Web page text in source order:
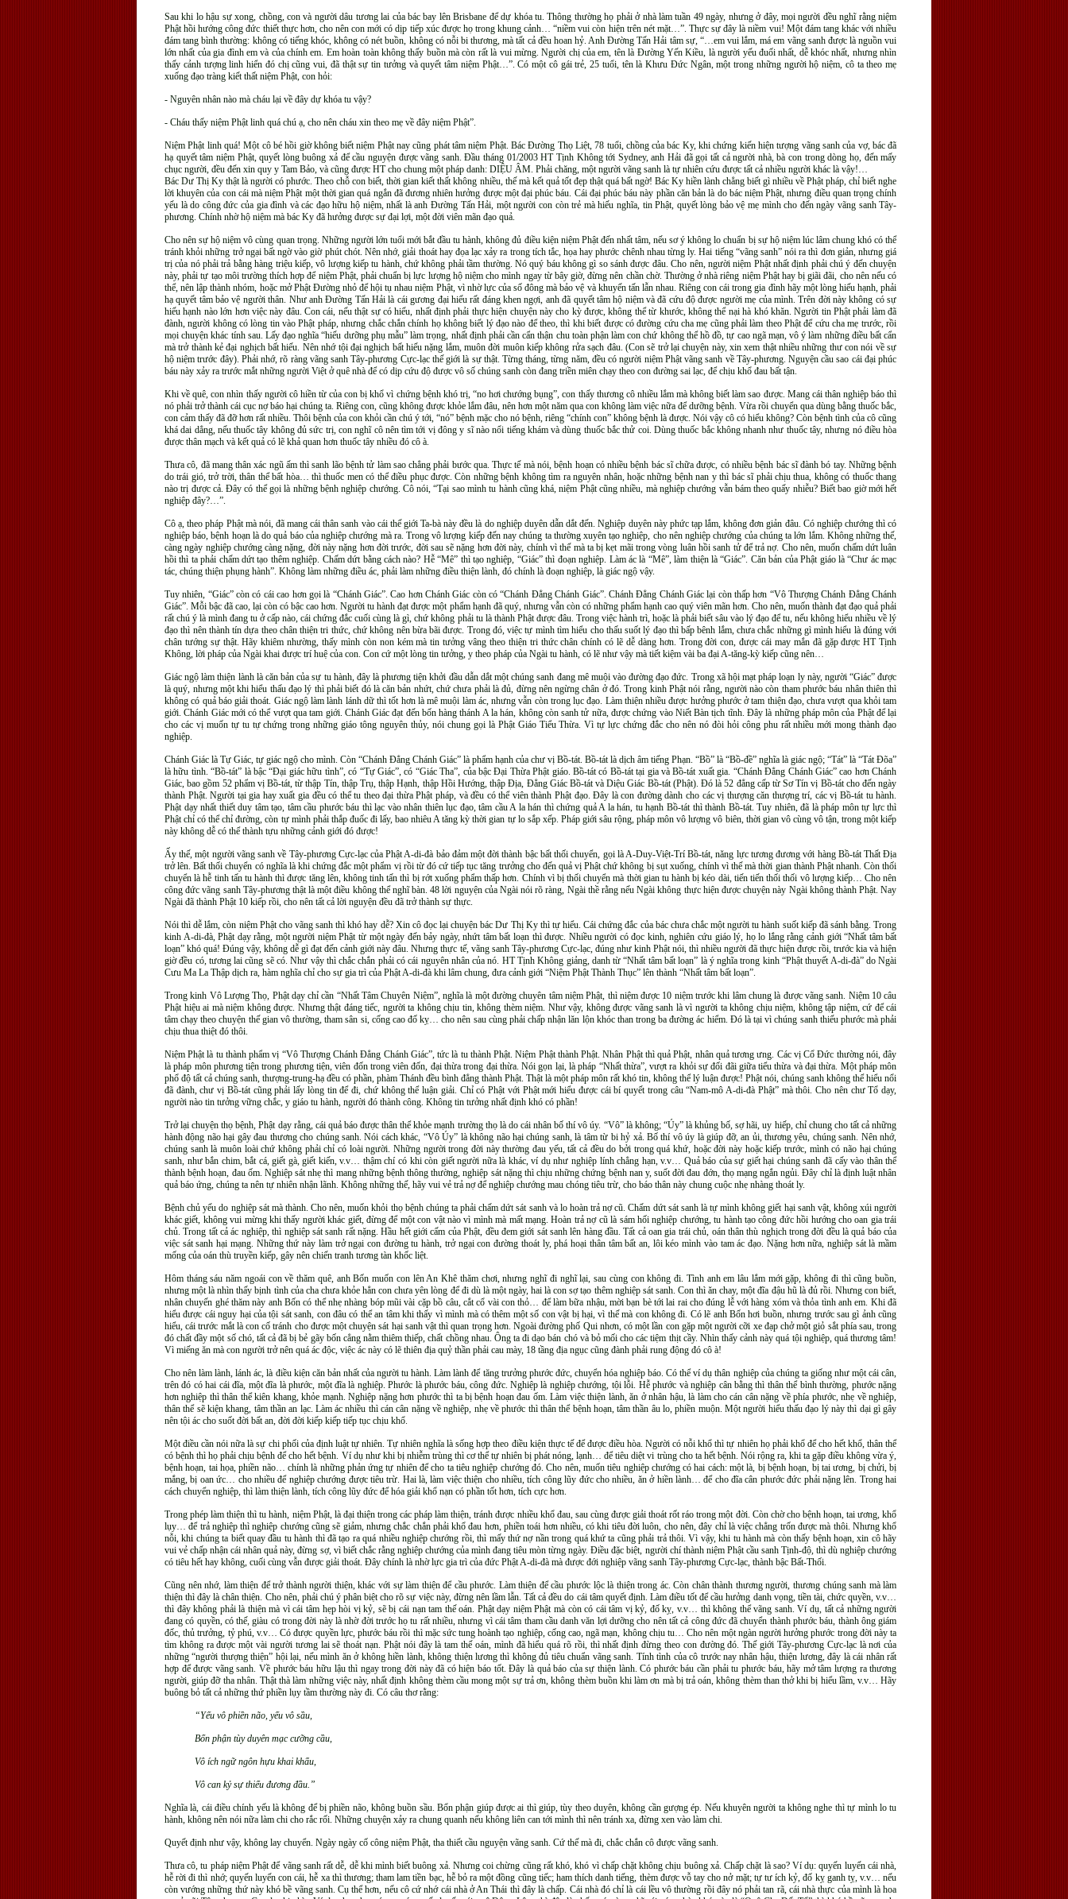
Sau khi lo hậu sự xong, chồng, con và người dâu tương lai của bác bay lên Brisbane để dự khóa tu. Thông thường họ phải ở nhà làm tuần 49 ngày, nhưng ở đây, mọi người đều nghĩ rằng niệm
Phật hồi hướng công đức thiết thực hơn, cho nên con mới có dịp tiếp xúc được họ trong khung cảnh… “niềm vui còn hiện trên nét mặt…”. Thực sự đây là niềm vui! Một đám tang khác với nhiều
đám tang bình thường: không có tiếng khóc, không có nét buồn, không có nỗi bi thương, mà tất cả đều hoan hỷ. Anh Đường Tấn Hải tâm sự, “…em vui lắm, má em vãng sanh được là nguồn vui
lớn nhất của gia đình em và của chính em. Em hoàn toàn không thấy buồn mà còn rất là vui mừng. Người chị của em, tên là Đường Yến Kiều, là người yếu đuối nhất, dễ khóc nhất, nhưng nhìn
thấy cảnh tượng linh hiển đó chị cũng vui, đã thật sự tin tưởng và quyết tâm niệm Phật…”. Có một cô gái trẻ, 25 tuổi, tên là Khưu Đức Ngân, một trong những người hộ niệm, cô ta theo mẹ
xuống đạo tràng kiết thất niệm Phật, con hỏi:
- Nguyên nhân nào mà cháu lại về đây dự khóa tu vậy?
- Cháu thấy niệm Phật linh quá chú ạ, cho nên cháu xin theo mẹ về đây niệm Phật”.
Niệm Phật linh quá! Một cô bé hồi giờ không biết niệm Phật nay cũng phát tâm niệm Phật. Bác Đường Thọ Liệt, 78 tuổi, chồng của bác Ky, khi chứng kiến hiện tượng vãng sanh của vợ, bác đã
hạ quyết tâm niệm Phật, quyết lòng buông xả để cầu nguyện được vãng sanh. Đầu tháng 01/2003 HT Tịnh Không tới Sydney, anh Hải đã gọi tất cả người nhà, bà con trong dòng họ, đến mấy
chục người, đều đến xin quy y Tam Bảo, và cũng được HT cho chung một pháp danh: DIỆU ÂM. Phải chăng, một người vãng sanh là tự nhiên cứu được tất cả nhiều người khác là vậy!…
Bác Dư Thị Ky thật là người có phước. Theo chỗ con biết, thời gian kiết thất không nhiều, thế mà kết quả tốt đẹp thật quá bất ngờ! Bác Ky hiền lành chẳng biết gì nhiều về Phật pháp, chỉ biết nghe
lời khuyên của con cái mà niệm Phật một thời gian quá ngắn đã đương nhiên hưởng được một đại phúc báu. Cái đại phúc báu này phần căn bản là do bác niệm Phật, nhưng điều quan trọng chính
yếu là do công đức của gia đình và các đạo hữu hộ niệm, nhất là anh Đường Tấn Hải, một người con còn trẻ mà hiếu nghĩa, tin Phật, quyết lòng bảo vệ mẹ mình cho đến ngày vãng sanh Tây-
phương. Chính nhờ hộ niệm mà bác Ky đã hưởng được sự đại lợi, một đời viên mãn đạo quả.
Cho nên sự hộ niệm vô cùng quan trọng. Những người lớn tuổi mới bắt đầu tu hành, không đủ điều kiện niệm Phật đến nhất tâm, nếu sơ ý không lo chuẩn bị sự hộ niệm lúc lâm chung khó có thể
tránh khỏi những trở ngại bất ngờ vào giờ phút chót. Nên nhớ, giải thoát hay đọa lạc xảy ra trong tích tắc, họa hay phước chênh nhau từng ly. Hai tiếng “vãng sanh” nói ra thì đơn giản, nhưng giá
trị của nó phải trả bằng hàng triệu kiếp, vô lượng kiếp tu hành, chứ không phải tầm thường. Nó quý báu không gì so sánh được đâu. Cho nên, người niệm Phật nhất định phải chú ý đến chuyện
này, phải tự tạo môi trường thích hợp để niệm Phật, phải chuẩn bị lực lượng hộ niệm cho mình ngay từ bây giờ, đừng nên chần chờ. Thường ở nhà riêng niệm Phật hay bị giãi đãi, cho nên nếu có
thể, nên lập thành nhóm, hoặc mở Phật Đường nhỏ để hội tụ nhau niệm Phật, vì nhờ lực của số đông mà bảo vệ và khuyến tấn lẫn nhau. Riêng con cái trong gia đình hãy một lòng hiếu hạnh, phải
hạ quyết tâm bảo vệ người thân. Như anh Đường Tấn Hải là cái gương đại hiếu rất đáng khen ngợi, anh đã quyết tâm hộ niệm và đã cứu độ được người mẹ của mình. Trên đời này không có sự
hiếu hạnh nào lớn hơn việc này đâu. Con cái, nếu thật sự có hiếu, nhất định phải thực hiện chuyện này cho kỳ được, không thể từ khước, không thể nại hà khó khăn. Người tin Phật phải làm đã
đành, người không có lòng tin vào Phật pháp, nhưng chắc chắn chính họ không biết lý đạo nào để theo, thì khi biết được có đường cứu cha mẹ cũng phải làm theo Phật để cứu cha mẹ trước, rồi
mọi chuyện khác tính sau. Lấy đạo nghĩa “hiếu dưỡng phụ mẫu” làm trọng, nhất định phải cần cẩn thận chu toàn phận làm con chứ không thể hồ đồ, tự cao ngã mạn, vô ý làm những điều bất cẩn
mà trở thành kẻ đại nghịch bất hiếu. Nên nhớ tội đại nghịch bất hiếu nặng lắm, muôn đời muôn kiếp không rửa sạch đâu. (Con sẽ trở lại chuyện này, xin xem thật nhiều những thư con nói về sự
hộ niệm trước đây). Phải nhớ, rõ ràng vãng sanh Tây-phương Cực-lạc thế giới là sự thật. Từng tháng, từng năm, đều có người niệm Phật vãng sanh về Tây-phương. Nguyện cầu sao cái đại phúc
báu này xảy ra trước mắt những người Việt ở quê nhà để có dịp cứu độ được vô số chúng sanh còn đang triền miên chạy theo con đường sai lạc, để chịu khổ đau bất tận.
Khi về quê, con nhìn thấy người cô hiền từ của con bị khổ vì chứng bệnh khó trị, “no hơi chướng bụng”, con thấy thương cô nhiều lắm mà không biết làm sao được. Mang cái thân nghiệp báo thì
nó phải trở thành cái cục nợ báo hại chúng ta. Riêng con, cũng không được khỏe lắm đâu, nên hơn một năm qua con không làm việc nữa để dưỡng bệnh. Vừa rồi chuyển qua dùng bằng thuốc bắc,
con cảm thấy đã đỡ hơn rất nhiều. Thôi bệnh của con khỏi cần chú ý tới, “nó” bệnh mặc cho nó bệnh, riêng “chính con” không bệnh là được. Nói vậy cô có hiểu không? Còn bệnh tình của cô cũng
khá dai dẳng, nếu thuốc tây không đủ sức trị, con nghĩ cô nên tìm tới vị đông y sĩ nào nổi tiếng khám và dùng thuốc bắc thử coi. Dùng thuốc bắc không nhanh như thuốc tây, nhưng nó điều hòa
được thân mạch và kết quả có lẽ khả quan hơn thuốc tây nhiều đó cô à.
Thưa cô, đã mang thân xác ngũ ấm thì sanh lão bệnh tử làm sao chẳng phải bước qua. Thực tế mà nói, bệnh hoạn có nhiều bệnh bác sĩ chữa được, có nhiều bệnh bác sĩ đành bó tay. Những bệnh
do trái gió, trở trời, thân thể bất hòa… thì thuốc men có thể điều phục được. Còn những bệnh không tìm ra nguyên nhân, hoặc những bệnh nan y thì bác sĩ phải chịu thua, không có thuốc thang
nào trị được cả. Đây có thể gọi là những bệnh nghiệp chướng. Cô nói, “Tại sao mình tu hành cũng khá, niệm Phật cũng nhiều, mà nghiệp chướng vẫn bám theo quấy nhiễu? Biết bao giờ mới hết
nghiệp đây?…”.
Cô ạ, theo pháp Phật mà nói, đã mang cái thân sanh vào cái thế giới Ta-bà này đều là do nghiệp duyên dẫn dắt đến. Nghiệp duyên này phức tạp lắm, không đơn giản đâu. Có nghiệp chướng thì có
nghiệp báo, bệnh hoạn là do quả báo của nghiệp chướng mà ra. Trong vô lượng kiếp đến nay chúng ta thường xuyên tạo nghiệp, cho nên nghiệp chướng của chúng ta lớn lắm. Không những thế,
càng ngày nghiệp chướng càng nặng, đời này nặng hơn đời trước, đời sau sẽ nặng hơn đời này, chính vì thế mà ta bị kẹt mãi trong vòng luân hồi sanh tử để trả nợ. Cho nên, muốn chấm dứt luân
hồi thì ta phải chấm dứt tạo thêm nghiệp. Chấm dứt bằng cách nào? Hễ “Mê” thì tạo nghiệp, “Giác” thì đoạn nghiệp. Làm ác là “Mê”, làm thiện là “Giác”. Căn bản của Phật giáo là “Chư ác mạc
tác, chúng thiện phụng hành”. Không làm những điều ác, phải làm những điều thiện lành, đó chính là đoạn nghiệp, là giác ngộ vậy.
Tuy nhiên, “Giác” còn có cái cao hơn gọi là “Chánh Giác”. Cao hơn Chánh Giác còn có “Chánh Đẳng Chánh Giác”. Chánh Đẳng Chánh Giác lại còn thấp hơn “Vô Thượng Chánh Đẳng Chánh
Giác”. Mỗi bậc đã cao, lại còn có bậc cao hơn. Người tu hành đạt được một phẩm hạnh đã quý, nhưng vẫn còn có những phẩm hạnh cao quý viên mãn hơn. Cho nên, muốn thành đạt đạo quả phải
rất chú ý là mình đang tu ở cấp nào, cái chứng đắc cuối cùng là gì, chứ không phải tu là thành Phật được đâu. Trong việc hành trì, hoặc là phải biết sâu vào lý đạo để tu, nếu không hiểu nhiều về lý
đạo thì nên thành tín dựa theo chân thiện tri thức, chứ không nên bừa bãi được. Trong đó, việc tự mình tìm hiểu cho thấu suốt lý đạo thì bấp bênh lắm, chưa chắc những gì mình hiểu là đúng với
chân tướng sự thật. Hãy khiêm nhường, thấy mình còn non kém mà tin tưởng vâng theo thiện tri thức chân chính có lẽ dễ dàng hơn. Trong đời con, được cái may mắn đã gặp được HT Tịnh
Không, lời pháp của Ngài khai được trí huệ của con. Con cứ một lòng tin tưởng, y theo pháp của Ngài tu hành, có lẽ như vậy mà tiết kiệm vài ba đại A-tăng-kỳ kiếp cũng nên…
Giác ngộ làm thiện lành là căn bản của sự tu hành, đây là phương tiện khởi đầu dẫn dắt một chúng sanh đang mê muội vào đường đạo đức. Trong xã hội mạt pháp loạn ly này, người “Giác” được
là quý, nhưng một khi hiểu thấu đạo lý thì phải biết đó là căn bản nhứt, chứ chưa phải là đủ, đừng nên ngừng chân ở đó. Trong kinh Phật nói rằng, người nào còn tham phước báu nhân thiên thì
không có quả báo giải thoát. Giác ngộ làm lành lánh dữ thì tốt hơn là mê muội làm ác, nhưng vẫn còn trong lục đạo. Làm thiện nhiều được hưởng phước ở tam thiện đạo, chưa vượt qua khỏi tam
giới. Chánh Giác mới có thể vượt qua tam giới. Chánh Giác đạt đến bốn hàng thánh A la hán, không còn sanh tử nữa, được chứng vào Niết Bàn tịch tĩnh. Đây là những pháp môn của Phật để lại
cho các vị muốn tự tu tự chứng trong những giáo tông nguyên thủy, nói chung gọi là Phật Giáo Tiểu Thừa. Vì tự lực chứng đắc cho nên nó đòi hỏi công phu rất nhiều mới mong thành đạo
nghiệp.
Chánh Giác là Tự Giác, tự giác ngộ cho mình. Còn “Chánh Đẳng Chánh Giác” là phẩm hạnh của chư vị Bồ-tát. Bồ-tát là dịch âm tiếng Phạn. “Bồ” là “Bồ-đề” nghĩa là giác ngộ; “Tát” là “Tát Đõa”
là hữu tình. “Bồ-tát” là bậc “Đại giác hữu tình”, có “Tự Giác”, có “Giác Tha”, của bậc Đại Thừa Phật giáo. Bồ-tát có Bồ-tát tại gia và Bồ-tát xuất gia. “Chánh Đẳng Chánh Giác” cao hơn Chánh
Giác, bao gồm 52 phẩm vị Bồ-tát, từ thập Tín, thập Trụ, thập Hạnh, thập Hồi Hướng, thập Địa, Đẳng Giác Bồ-tát và Diệu Giác Bồ-tát (Phật). Đó là 52 đẳng cấp từ Sơ Tín vị Bồ-tát cho đến ngày
thành Phật. Người tại gia hay xuất gia đều có thể tu theo đại thừa Phật pháp, và đều có thể viên thành Phật đạo. Đây là con đường dành cho các vị thượng căn thượng trí, các vị Bồ-tát tu hành.
Phật dạy nhất thiết duy tâm tạo, tâm cầu phước báu thì lạc vào nhân thiên lục đạo, tâm cầu A la hán thì chứng quả A la hán, tu hạnh Bồ-tát thì thành Bồ-tát. Tuy nhiên, đã là pháp môn tự lực thì
Phật chỉ có thể chỉ đường, còn tự mình phải thắp đuốc đi lấy, bao nhiêu A tăng kỳ thời gian tự lo sắp xếp. Pháp giới sâu rộng, pháp môn vô lượng vô biên, thời gian vô cùng vô tận, trong một kiếp
này không dễ có thể thành tựu những cảnh giới đó được!
Ấy thế, một người vãng sanh về Tây-phương Cực-lạc của Phật A-di-đà bảo đảm một đời thành bậc bất thối chuyển, gọi là A-Duy-Việt-Trí Bồ-tát, năng lực tương đương với hàng Bồ-tát Thất Địa
trở lên. Bất thối chuyển có nghĩa là khi chứng đắc một phẩm vị rồi từ đó cứ tiếp tục tăng trưởng cho đến quả vị Phật chứ không bị sụt xuống, chính vì thế mà thời gian thành Phật nhanh. Còn thối
chuyển là hễ tinh tấn tu hành thì được tăng lên, không tinh tấn thì bị rớt xuống phẩm thấp hơn. Chính vì bị thối chuyển mà thời gian tu hành bị kéo dài, tiến tiến thối thối vô lượng kiếp… Cho nên
công đức vãng sanh Tây-phương thật là một điều không thể nghĩ bàn. 48 lời nguyện của Ngài nói rõ ràng, Ngài thề rằng nếu Ngài không thực hiện được chuyện này Ngài không thành Phật. Nay
Ngài đã thành Phật 10 kiếp rồi, cho nên tất cả lời nguyện đều đã trở thành sự thực.
Nói thì dễ lắm, còn niệm Phật cho vãng sanh thì khó hay dễ? Xin cô đọc lại chuyện bác Dư Thị Ky thì tự hiểu. Cái chứng đắc của bác chưa chắc một người tu hành suốt kiếp đã sánh bằng. Trong
kinh A-di-đà, Phật dạy rằng, một người niệm Phật từ một ngày đến bảy ngày, nhứt tâm bất loạn thì được. Nhiều người có đọc kinh, nghiên cứu giáo lý, họ lo lắng rằng cảnh giới “Nhất tâm bất
loạn” khó quá! Đúng vậy, không dễ gì đạt đến cảnh giới này đâu. Nhưng thực tế, vãng sanh Tây-phương Cực-lạc, đúng như kinh Phật nói, thì nhiều người đã thực hiện được rồi, trước kia và hiện
giờ đều có, tương lai cũng sẽ có. Như vậy thì chắc chắn phải có cái nguyên nhân của nó. HT Tịnh Không giảng, danh từ “Nhất tâm bất loạn” là ý nghĩa trong kinh “Phật thuyết A-di-đà” do Ngài
Cưu Ma La Thập dịch ra, hàm nghĩa chỉ cho sự gia trì của Phật A-di-đà khi lâm chung, đưa cảnh giới “Niệm Phật Thành Thục” lên thành “Nhất tâm bất loạn”.
Trong kinh Vô Lượng Thọ, Phật dạy chỉ cần “Nhất Tâm Chuyên Niệm”, nghĩa là một đường chuyên tâm niệm Phật, thì niệm được 10 niệm trước khi lâm chung là được vãng sanh. Niệm 10 câu
Phật hiệu ai mà niệm không được. Nhưng thật đáng tiếc, người ta không chịu tin, không thèm niệm. Như vậy, không được vãng sanh là vì người ta không chịu niệm, không tập niệm, cứ để cái
tâm chạy theo chuyện thế gian vô thường, tham sân si, cống cao đố kỵ… cho nên sau cùng phải chấp nhận lăn lộn khóc than trong ba đường ác hiểm. Đó là tại vì chúng sanh thiếu phước mà phải
chịu thua thiệt đó thôi.
Niệm Phật là tu thành phẩm vị “Vô Thượng Chánh Đẳng Chánh Giác”, tức là tu thành Phật. Niệm Phật thành Phật. Nhân Phật thì quả Phật, nhân quả tương ưng. Các vị Cổ Đức thường nói, đây
là pháp môn phương tiện trong phương tiện, viên đốn trong viên đốn, đại thừa trong đại thừa. Nói gọn lại, là pháp “Nhất thừa”, vượt ra khỏi sự đối đãi giữa tiểu thừa và đại thừa. Một pháp môn
phổ độ tất cả chúng sanh, thượng-trung-hạ đều có phần, phàm Thánh đều bình đẳng thành Phật. Thật là một pháp môn rất khó tin, không thể lý luận được! Phật nói, chúng sanh không thể hiểu nổi
đã đành, chư vị Bồ-tát cũng phải lấy lòng tin để đi, chứ không thể luận giải. Chỉ có Phật với Phật mới hiểu được cái bí quyết trong câu “Nam-mô A-di-đà Phật” mà thôi. Cho nên chư Tổ dạy,
người nào tin tưởng vững chắc, y giáo tu hành, người đó thành công. Không tin tưởng nhất định khó có phần!
Trở lại chuyện thọ bệnh, Phật dạy rằng, cái quả báo được thân thể khỏe mạnh trường thọ là do cái nhân bố thí vô úy. “Vô” là không; “Úy” là khủng bố, sợ hãi, uy hiếp, chỉ chung cho tất cả những
hành động não hại gây đau thương cho chúng sanh. Nói cách khác, “Vô Úy” là không não hại chúng sanh, là tâm từ bi hỷ xả. Bố thí vô úy là giúp đỡ, an ủi, thương yêu, chúng sanh. Nên nhớ,
chúng sanh là muôn loài chứ không phải chỉ có loài người. Những người trong đời này thường đau yếu, tất cả đều do bởi trong quá khứ, hoặc đời này hoặc kiếp trước, mình có não hại chúng
sanh, như bắn chim, bắt cá, giết gà, giết kiến, v.v… thậm chí có khi còn giết người nữa là khác, ví dụ như nghiệp lính chẳng hạn, v.v… Quả báo của sự giết hại chúng sanh đã cấy vào thân thể
thành bệnh hoạn, đau ốm. Nghiệp sát nhẹ thì mang những bệnh thông thường, nghiệp sát nặng thì chịu những chứng bệnh nan y, suốt đời đau đớn, thọ mạng ngắn ngủi. Đây chỉ là định luật nhân
quả báo ứng, chúng ta nên tự nhiên nhận lãnh. Không những thế, hãy vui vẻ trả nợ để nghiệp chướng mau chóng tiêu trừ, cho báo thân này chung cuộc nhẹ nhàng thoát ly.
Bệnh chủ yếu do nghiệp sát mà thành. Cho nên, muốn khỏi thọ bệnh chúng ta phải chấm dứt sát sanh và lo hoàn trả nợ cũ. Chấm dứt sát sanh là tự mình không giết hại sanh vật, không xúi người
khác giết, không vui mừng khi thấy người khác giết, đừng để một con vật nào vì mình mà mất mạng. Hoàn trả nợ cũ là sám hối nghiệp chướng, tu hành tạo công đức hồi hướng cho oan gia trái
chủ. Trong tất cả ác nghiệp, thì nghiệp sát sanh rất nặng. Hầu hết giới cấm của Phật, đều đem giới sát sanh lên hàng đầu. Tất cả oan gia trái chủ, oán thân thù nghịch trong đời đều là quả báo của
việc sát sanh hại mạng. Những thứ này làm trở ngại con đường tu hành, trở ngại con đường thoát ly, phá hoại thân tâm bất an, lôi kéo mình vào tam ác đạo. Nặng hơn nữa, nghiệp sát là mầm
mống của oán thù truyền kiếp, gây nên chiến tranh tương tàn khốc liệt.
Hôm tháng sáu năm ngoái con về thăm quê, anh Bốn muốn con lên An Khê thăm chơi, nhưng nghĩ đi nghĩ lại, sau cùng con không đi. Tình anh em lâu lắm mới gặp, không đi thì cũng buồn,
nhưng một là nhìn thấy bịnh tình của cha chưa khỏe hẳn con chưa yên lòng để đi dù là một ngày, hai là con sợ tạo thêm nghiệp sát sanh. Con thì ăn chay, một đĩa đậu hũ là đủ rồi. Nhưng con biết,
nhân chuyến ghé thăm này anh Bốn có thể nhẹ nhàng bóp mũi vài cặp bồ câu, cắt cổ vài con thỏ… để làm bữa nhậu, mời bạn bè tới lai rai cho đúng lễ với hàng xóm và thỏa tình anh em. Khi đã
hiểu được cái nguy hại của tội sát sanh, con đâu có thể an tâm khi thấy vì mình mà có thêm một số con vật bị hại, vì thế mà con không đi. Có lẽ anh Bốn hơi buồn, nhưng trước sau gì ảnh cũng
hiểu, cái trước mắt là con cố tránh cho được một chuyện sát hại sanh vật thì quan trọng hơn. Ngoài đường phố Qui nhơn, có một lần con gặp một người cỡi xe đạp chở một giỏ sắt phía sau, trong
đó chất đầy một số chó, tất cả đã bị bẻ gãy bốn cẳng nằm thiêm thiếp, chất chồng nhau. Ông ta đi dạo bán chó và bỏ mối cho các tiệm thịt cầy. Nhìn thấy cảnh này quá tội nghiệp, quá thương tâm!
Vì miếng ăn mà con người trở nên quá ác độc, việc ác này có lẽ thiên địa quỷ thần phải cau mày, 18 tầng địa ngục cũng đành phải rung động đó cô à!
Cho nên làm lành, lánh ác, là điều kiện căn bản nhất của người tu hành. Làm lành để tăng trưởng phước đức, chuyển hóa nghiệp báo. Có thể ví dụ thân nghiệp của chúng ta giống như một cái cân,
trên đó có hai cái đĩa, một đĩa là phước, một đĩa là nghiệp. Phước là phước báu, công đức. Nghiệp là nghiệp chướng, tội lỗi. Hễ phước và nghiệp cân bằng thì thân thể bình thường, phước nặng
hơn nghiệp thì thân thể kiên khang, khỏe mạnh. Nghiệp nặng hơn phước thì ta bị bệnh hoạn đau ốm. Làm việc thiện lành, ăn ở nhân hậu, là làm cho cán cân nặng về phía phước, nhẹ về nghiệp,
thân thể sẽ kiện khang, tâm thần an lạc. Làm ác nhiều thì cán cân nặng về nghiệp, nhẹ về phước thì thân thể bệnh hoạn, tâm thần âu lo, phiền muộn. Một người hiểu thấu đạo lý này thì dại gì gây
nên tội ác cho suốt đời bất an, đời đời kiếp kiếp tiếp tục chịu khổ.
Một điều cần nói nữa là sự chi phối của định luật tự nhiên. Tự nhiên nghĩa là sống hợp theo điều kiện thực tế để được điều hòa. Người có nỗi khổ thì tự nhiên họ phải khổ để cho hết khổ, thân thể
có bệnh thì họ phải chịu bệnh để cho hết bệnh. Ví dụ như khi bị nhiễm trùng thì cơ thể tự nhiên bị phát nóng, lạnh… để tiêu diệt vi trùng cho ta hết bệnh. Nói rộng ra, khi ta gặp điều không vừa ý,
bệnh hoạn, tai họa, phiền não… chính là những phản ứng tự nhiên để cho ta tiêu nghiệp chướng đó. Cho nên, muốn tiêu nghiệp chướng có hai cách: một là, bị bệnh hoạn, bị tai ương, bị chửi, bị
mắng, bị oan ức… cho nhiều để nghiệp chướng được tiêu trừ. Hai là, làm việc thiện cho nhiều, tích công lũy đức cho nhiều, ăn ở hiền lành… để cho đĩa cân phước đức phải nặng lên. Trong hai
cách chuyển nghiệp, thì làm thiện lành, tích công lũy đức để hóa giải khổ nạn có phần tốt hơn, tích cực hơn.
Trong phép làm thiện thì tu hành, niệm Phật, là đại thiện trong các pháp làm thiện, tránh được nhiều khổ đau, sau cùng được giải thoát rốt ráo trong một đời. Còn chờ cho bệnh hoạn, tai ương, khổ
lụy… để trả nghiệp thì nghiệp chướng cũng sẽ giảm, nhưng chắc chắn phải khổ đau hơn, phiền toái hơn nhiều, có khi tiêu đời luôn, cho nên, đây chỉ là việc chẳng trốn được mà thôi. Nhưng khổ
nỗi, khi chúng ta biết quay đầu tu hành thì đã tạo ra quá nhiều nghiệp chướng rồi, thì mấy thứ nợ nần trong quá khứ ta cũng phải trả thôi. Vì vậy, khi tu hành mà còn thấy bệnh hoạn, xin cô hãy
vui vẻ chấp nhận cái nhân quả này, đừng sợ, vì biết chắc rằng nghiệp chướng của mình đang tiêu mòn từng ngày. Điều đặc biệt, người chí thành niệm Phật cầu sanh Tịnh-độ, thì dù nghiệp chướng
có tiêu hết hay không, cuối cùng vẫn được giải thoát. Đây chính là nhờ lực gia trì của đức Phật A-di-đà mà được đới nghiệp vãng sanh Tây-phương Cực-lạc, thành bậc Bất-Thối.
Cũng nên nhớ, làm thiện để trở thành người thiện, khác với sự làm thiện để cầu phước. Làm thiện để cầu phước lộc là thiện trong ác. Còn chân thành thương người, thương chúng sanh mà làm
thiện thì đây là chân thiện. Cho nên, phải chú ý phân biệt cho rõ sự việc này, đừng nên lầm lẫn. Tất cả đều do cái tâm quyết định. Làm điều tốt để cầu hưởng danh vọng, tiền tài, chức quyền, v.v…
thì đây không phải là thiện mà vì cái tâm hẹp hòi vị kỷ, sẽ bị cái nạn tam thế oán. Phật dạy niệm Phật mà còn có cái tâm vị kỷ, đố kỵ, v.v… thì không thể vãng sanh. Ví dụ, tất cả những người
đang có quyền, có thế, giàu có trong đời này là nhờ đời trước họ tu rất nhiều, nhưng vì cái tâm tham cầu danh văn lợi dưỡng cho nên tất cả công đức đã chuyển thành phước báu, thành ông giám
đốc, thủ trưởng, tỷ phú, v.v… Có được quyền lực, phước báu rồi thì mặc sức tung hoành tạo nghiệp, cống cao, ngã mạn, không chịu tu… Cho nên một ngàn người hưởng phước trong đời này ta
tìm không ra được một vài người tương lai sẽ thoát nạn. Phật nói đây là tam thế oán, mình đã hiểu quá rõ rồi, thì nhất định đừng theo con đường đó. Thế giới Tây-phương Cực-lạc là nơi của
những “người thượng thiện” hội lại, nếu mình ăn ở không hiền lành, không thiện lương thì không đủ tiêu chuẩn vãng sanh. Tính tình của cô trước nay nhân hậu, thiện lương, đây là cái nhân rất
hợp để được vãng sanh. Về phước báu hữu lậu thì ngay trong đời này đã có hiện báo tốt. Đây là quả báo của sự thiện lành. Có phước báu cần phải tu phước báu, hãy mở tâm lượng ra thương
người, giúp đỡ tha nhân. Thật thà làm những việc này, nhất định không thèm cầu mong một sự trả ơn, không thèm buồn khi làm ơn mà bị trả oán, không thèm than thở khi bị hiểu lầm, v.v… Hãy
buông bỏ tất cả những thứ phiền lụy tầm thường này đi. Có câu thơ rằng:
“Yếu vô phiền não, yếu vô sầu,
Bổn phận tùy duyên mạc cưỡng cầu,
Vô ích ngữ ngôn hựu khai khẩu,
Vô can kỷ sự thiểu đương đầu.”
Nghĩa là, cái điều chính yếu là không để bị phiền não, không buồn sầu. Bổn phận giúp được ai thì giúp, tùy theo duyên, không cần gượng ép. Nếu khuyên người ta không nghe thì tự mình lo tu
hành, không nên nói nữa làm chi cho rắc rối. Những chuyện xảy ra chung quanh nếu không liên can tới mình thì nên tránh xa, đừng xen vào làm chi.
Quyết định như vậy, không lay chuyển. Ngày ngày cố công niệm Phật, tha thiết cầu nguyện vãng sanh. Cứ thế mà đi, chắc chắn cô được vãng sanh.
Thưa cô, tu pháp niệm Phật để vãng sanh rất dễ, dễ khi mình biết buông xả. Nhưng coi chừng cũng rất khó, khó vì chấp chặt không chịu buông xả. Chấp chặt là sao? Ví dụ: quyến luyến cái nhà,
hễ rời đi thì nhớ; quyến luyến con cái, hễ xa thì thương; tham lam tiền bạc, hễ bỏ ra một đồng cũng tiếc; ham thích danh tiếng, thèm được vỗ tay cho nở mặt; tự tư ích kỷ, đố kỵ ganh tỵ, v.v… nếu
còn vướng những thứ này khó bề vãng sanh. Cụ thể hơn, nếu cô cứ nhớ cái nhà ở An Thái thì đây là chấp. Cái nhà đó chỉ là cái lều vô thường rồi đây nó phải tan rã, cái nhà thực của mình là hoa